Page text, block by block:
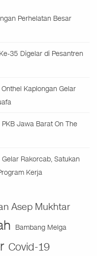
Perhelatan Besar
35 Digelar di Pesantren
Kaplongan Gelar
Jawa Barat On The
Rakorcab, Satukan
Kerja
Asep Mukhtar
Bambang Melga
Covid-19